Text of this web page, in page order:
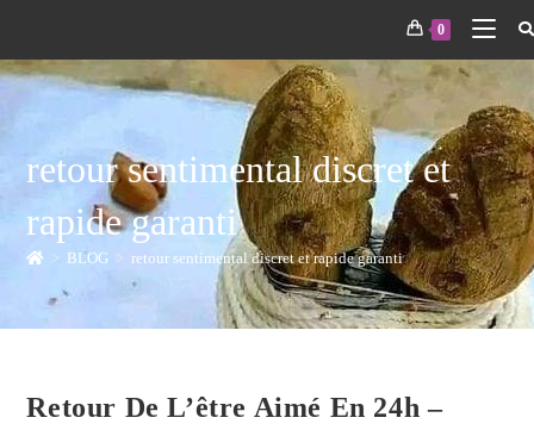
0
retour sentimental discret et
rapide garanti
> BLOG > retour sentimental discret et rapide garanti
Retour De L’être Aimé En 24h –